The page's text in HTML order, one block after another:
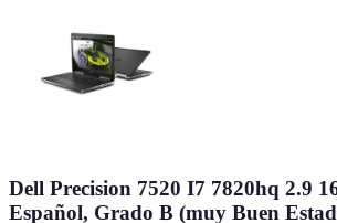
Dell Precision 7520 I7 7820hq 2.9
Español, Grado B (muy Buen